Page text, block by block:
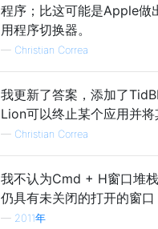
程序；比这可能是Apple做
用程序切换器。
— Christian Correa
我更新了答案，添加了
Lion可以终止某个应用并
— Christian Correa
我不认为Cmd + H窗口堆
仍具有未关闭的打开的窗口
— 2011年